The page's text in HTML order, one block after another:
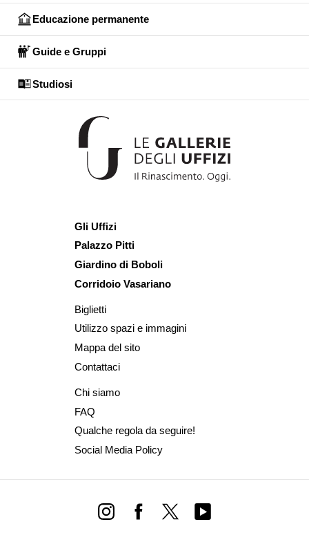
Educazione permanente
Guide e Gruppi
Studiosi
Gli Uffizi
Palazzo Pitti
Giardino di Boboli
Corridoio Vasariano
Biglietti
Utilizzo spazi e immagini
Mappa del sito
Contattaci
Chi siamo
FAQ
Qualche regola da seguire!
Social Media Policy